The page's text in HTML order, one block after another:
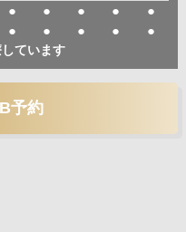
● ● ● ● ●
● ● ● ● ●
ています
予約